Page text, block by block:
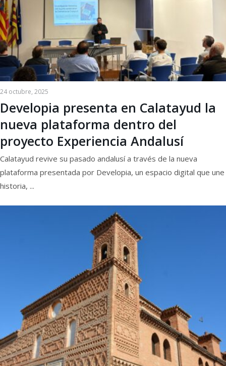
24 octubre, 2025
Developia presenta en Calatayud la
nueva plataforma dentro del
proyecto Experiencia Andalusí
Calatayud revive su pasado andalusí a través de la nueva
plataforma presentada por Developia, un espacio digital que une
historia, ...